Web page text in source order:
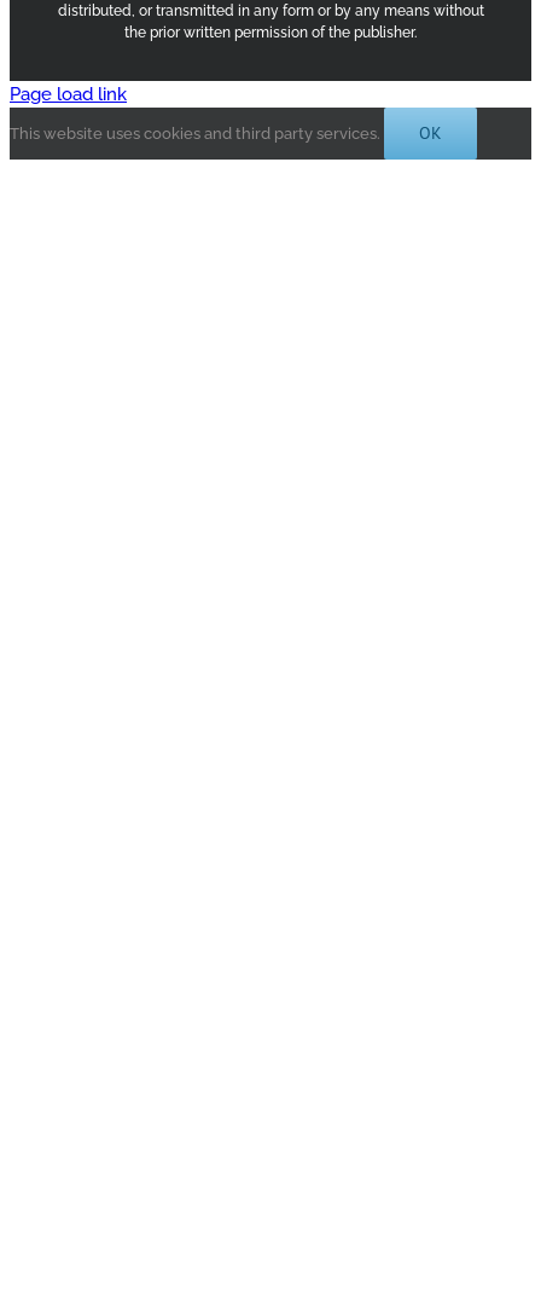
distributed, or transmitted in any form or by any means without
the prior written permission of the publisher.
Page load link
This website uses cookies and third party services. OK